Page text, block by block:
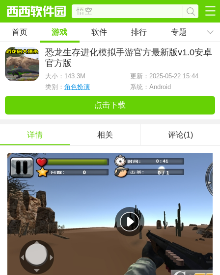
首页 游戏 软件 排行 专题
恐龙生存进化模拟手游官方最新版v1.0安卓
官方版
大小： 143.3M
更新：2025-05-22 15:44
类别： 角色扮演 系统：Android
点击下载
详情 相关 评论(1)